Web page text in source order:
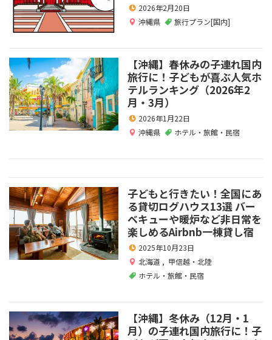
2026年2月20日
沖縄県
旅行プラン[国内]
【沖縄】春休みの子連れ国内
旅行に！子どもが喜ぶ人気ホ
テルランキング（2026年2
月・3月）
2026年1月22日
沖縄県
ホテル・旅館・民宿
子どもと行きたい！全国にあ
る貸切ログハウス13選 バー
ベキューや暖炉など非日常を
楽しめるAirbnb一棟貸し宿
2025年10月23日
北海道 , 甲信越・北陸
ホテル・旅館・民宿
【沖縄】冬休み（12月・1
月）の子連れ国内旅行に！子